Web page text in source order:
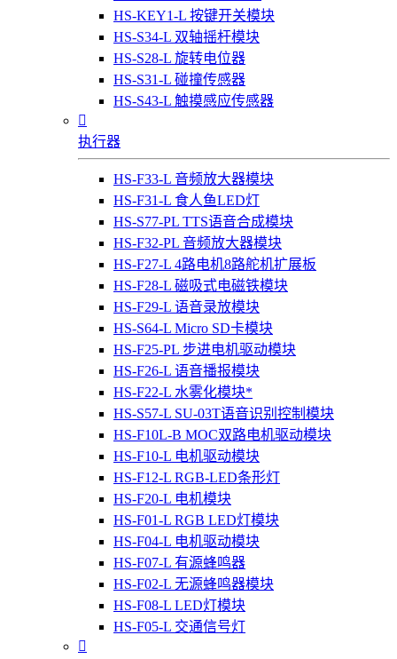
HS-KEY1-L 按键开关模块
HS-S34-L 双轴摇杆模块
HS-S28-L 旋转电位器
HS-S31-L 碰撞传感器
HS-S43-L 触摸感应传感器

执行器
HS-F33-L 音频放大器模块
HS-F31-L 食人鱼LED灯
HS-S77-PL TTS语音合成模块
HS-F32-PL 音频放大器模块
HS-F27-L 4路电机8路舵机扩展板
HS-F28-L 磁吸式电磁铁模块
HS-F29-L 语音录放模块
HS-S64-L Micro SD卡模块
HS-F25-PL 步进电机驱动模块
HS-F26-L 语音播报模块
HS-F22-L 水雾化模块*
HS-S57-L SU-03T语音识别控制模块
HS-F10L-B MOC双路电机驱动模块
HS-F10-L 电机驱动模块
HS-F12-L RGB-LED条形灯
HS-F20-L 电机模块
HS-F01-L RGB LED灯模块
HS-F04-L 电机驱动模块
HS-F07-L 有源蜂鸣器
HS-F02-L 无源蜂鸣器模块
HS-F08-L LED灯模块
HS-F05-L 交通信号灯
